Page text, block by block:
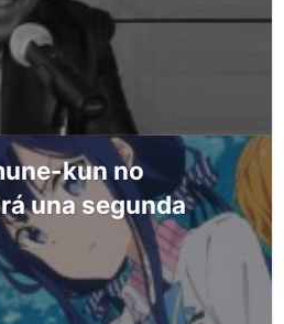
kun no
una segunda